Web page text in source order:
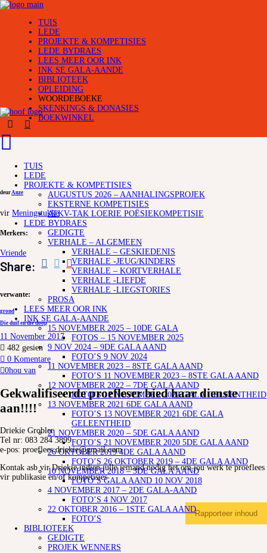
TUIS
LEDE
PROJEKTE & KOMPETISIES
LEDE BYDRAES
LEES MEER OOR INK
INK SE GALA-AANDE
BIBLIOTEEK
OPLEIDING
WOORDEBOEKE
SKENKINGS & DONASIES
BOEKWINKEL
TUIS
LEDE
PROJEKTE & KOMPETISIES
AUGUSTUS 2026 – AANHALINGSPROJEK
EKSTERNE KOMPETISIES
ATKV-TAK LOERIE POËSIEKOMPETISIE
LEDE BYDRAES
GEDIGTE
VERHALE – ALGEMEEN
VERHALE – GESKIEDENIS
VERHALE -JEUG/KINDERS
VERHALE – KORTVERHALE
VERHALE -LIEFDE
VERHALE -LIEGSTORIES
PROSA
LEES MEER OOR INK
INK SE GALA-AANDE
15 NOVEMBER 2025 – 10DE GALA
FOTOS – 15 NOVEMBER 2025
9 NOV 2024 – 9DE GALA AAND
FOTO’S 9 NOV 2024
11 NOVEMBER 2023 – 8STE GALA AAND
FOTO’S 11 NOVEMBER 2023 – 8STE GALA AAND
12 NOVEMBER 2022 – 7DE GALA AAND
FOTO’S 12 NOVEMBER 2022 GALA GELEENTHEID
13 NOVEMBER 2021 6DE GALA AAND
FOTO’S 13 NOVEMBER 2021 6DE GALA
GELEENTHEID
21 NOVEMBER 2020 – 5DE GALA AAND
FOTO’S 21 NOVEMBER 2020 5DE GALA AAND
26 OKTOBER 2019 4DE GALA AAND
FOTO’S 26 OKTOBER 2019 – 4DE GALA AAND
10 NOVEMBER 2018 – 3DE GALA AAND
FOTO’S GALA AAND 10 NOV 2018
4 NOVEMBER 2017 – 2DE GALA-AAND
FOTO’S 4 NOV 2017
22 OKTOBER 2016 – 1STE GALA AAND
FOTO’S
BIBLIOTEEK
GEDIGTE
PROJEK WENNERS
deurAnze
vir Meningstukke
Merkers:
Vriende
Share:
verwante:
grond
Die duif en die doop
11 November 2017
482 gesien
0 Komentare
0hou van
Gekwalifiseerde proefleser bied haar dienste
aan!!!!
Driekie Grobler
Tel nr: 083 284 3899
e-pos: proeflees.driekie@gmail.com
Kontak asb vir Driekie indien julle iemand nodig het om jou werk te proeflees
vir publikasie en/of kompetisies
Rapporteer inhoud